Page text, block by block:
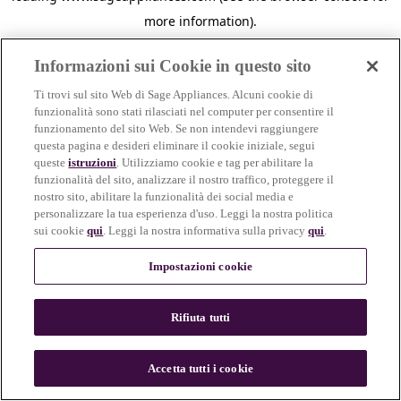
more information).
n
Informazioni sui Cookie in questo sito
Ti trovi sul sito Web di Sage Appliances. Alcuni cookie di
funzionalità sono stati rilasciati nel computer per consentire il
funzionamento del sito Web. Se non intendevi raggiungere
questa pagina e desideri eliminare il cookie iniziale, segui
questeistruzioni. Utilizziamo cookie e tag per abilitare la
funzionalità del sito, analizzare il nostro traffico, proteggere il
nostro sito, abilitare la funzionalità dei social media e
personalizzare la tua esperienza d'uso. Leggi la nostra politica
sui cookiequi. Leggi la nostra informativa sulla privacyqui.
Impostazioni cookie
Rifiuta tutti
Accetta tutti i cookie